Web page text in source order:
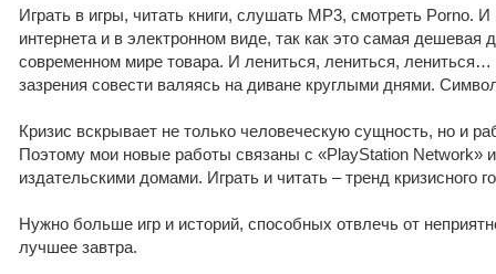
Играть в игры, читать книги, слушать MP3, смотреть Porno.
интернета и в электронном виде, так как это самая дешевая
современном мире товара. И лениться, лениться, лениться…
зазрения совести валяясь на диване круглыми днями.
Кризис вскрывает не только человеческую сущность, но и
Поэтому мои новые работы связаны с «PlayStation Network»
издательскими домами. Играть и читать – тренд кризисного
Нужно больше игр и историй, способных отвлечь от
лучшее завтра.